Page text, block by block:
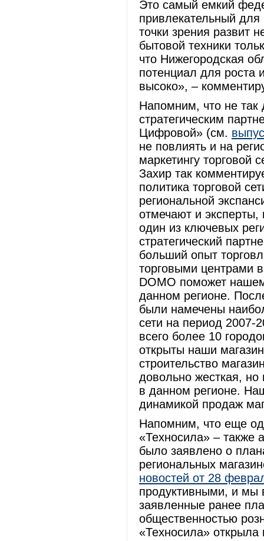
Это самый емкий
привлекательный
точки зрения развит
бытовой техники
что Нижегородская
потенциал для роста
высоко», –
Напомним, что не так
стратегическим
Цифровой» (см.
не повлиять и на
маркетингу
Захир так
политика торговой
региональной
отмечают и
один из ключевых
стратегический
больший опыт
торговыми центрами
DOMO поможет
данном регионе.
были намечены
сети на период 2007-
всего более 10
открыты наши
строительство
довольно жесткая,
в данном регионе.
динамикой продаж
Напомним, что еще
«Техносила» – также
было заявлено о
региональных
новостей от 28
продуктивными, и мы
заявленные ранее
общественностью
«Техносила» открыла